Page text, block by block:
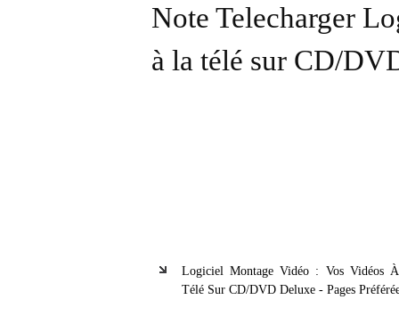
Note Telecharger
à la télé sur CD/
Logiciel Montage Vidéo : Vos Vidéos
Télé Sur CD/DVD Deluxe - Pages